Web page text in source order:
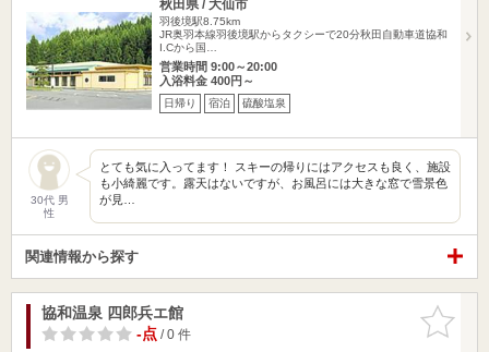
秋田県 / 大仙市
羽後境駅8.75km
JR奥羽本線羽後境駅からタクシーで20分秋田自動車道協和
I.Cから国…
営業時間 9:00～20:00
入浴料金 400円～
日帰り 宿泊 硫酸塩泉
30代 男
性
とても気に入ってます！ スキーの帰りにはアクセスも良く、施設
も小綺麗です。露天はないですが、お風呂には大きな窓で雪景色
が見…
関連情報から探す
お気に入
りに追加
協和温泉 四郎兵エ館
-点/ 0 件